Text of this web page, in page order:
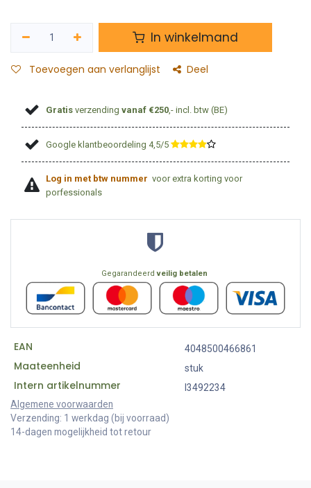
In winkelmand
Toevoegen aan verlanglijst Deel
Gratis verzendingvanaf €250 ,- incl. btw (BE)
Google klantbeoordeling 4,5/5 ​
Log in met btw nummer voor extra korting voor
porfessionals
Gegarandeerdveilig betalen
EAN 4048500466861
Maateenheid stuk
Intern artikelnummer
I3492234
Algemene voorwaarden
Verzending: 1 werkdag (bij voorraad)
14-dagen mogelijkheid tot retour